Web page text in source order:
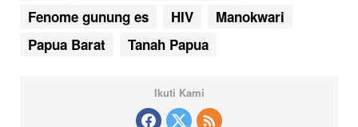
Fenome gunung es
HIV
Manokwari
Papua Barat
Tanah Papua
Ikuti Kami